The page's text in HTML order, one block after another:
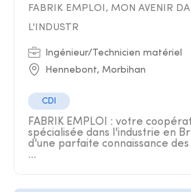
FABRIK EMPLOI, MON AVENIR
L'INDUSTR
Ingénieur/Technicien matériel
Hennebont, Morbihan
CDI
FABRIK EMPLOI : votre
spécialisée dans l'industrie en
d'une parfaite connaissance
...